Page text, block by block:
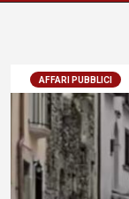
AFFARI PUBBLICI